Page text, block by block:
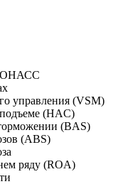
управления (VSM)
(HAC)
(BAS)
(ABS)
ряду (ROA)